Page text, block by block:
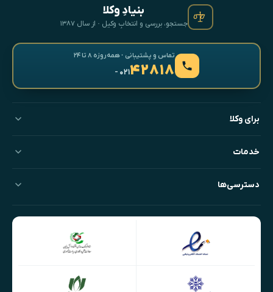
بنیادِ وکلا
جستجو، بررسی و انتخابِ وکیل · از سال ۱۳۸۷
تماس و پشتیبانی · همه‌روزه ۸ تا ۲۴
۴۲۸۱۸- ۰۲۱
برای وکلا
خدمات
دسترسی‌ها